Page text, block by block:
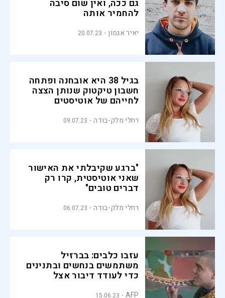
גם ככה, ואין שום סיבה
להחמיר אותה
יאיר אגמון 20.07.23
בגיל 38 היא אובחנה ופתחה
חשבון טיקטוק שנותן הצצה
לחייהם של אוטיסטים
רחלי מלק-בודה 09.07.23
"ברגע שקיבלתי את האישור
שאני אוטיסטית, קרו רק
דברים טובים"
רחלי מלק-בודה 06.07.23
עזבו כלבים: בברזיל
משתמשים בנחשים ובתנינים
כדי לעודד דיבור אצל
AFP
15.06.23